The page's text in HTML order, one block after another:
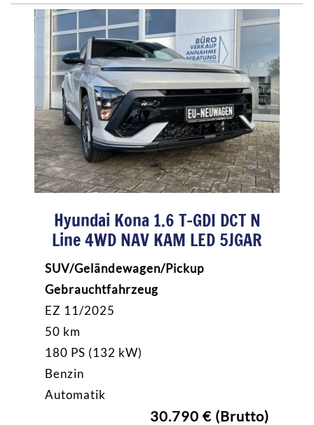
Hyundai Kona 1.6 T-GDI DCT N
Line 4WD NAV KAM LED 5JGAR
SUV/Geländewagen/Pickup
Gebrauchtfahrzeug
EZ 11/2025
50 km
180 PS (132 kW)
Benzin
Automatik
30.790 € (Brutto)